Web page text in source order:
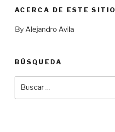
ACERCA DE ESTE SITIO
By Alejandro Avila
BÚSQUEDA